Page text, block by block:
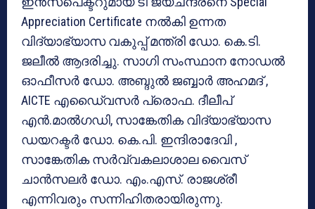
Appreciation Certificate നല്‍കി ഉന്നത
വിദ്യാഭ്യാസ വകുപ്പ് മന്ത്രി ഡോ. കെ.ടി.
ജലീല്‍ ആദരിച്ചു. സാഗി സംസ്ഥാന നോഡല്‍
ഓഫീസര്‍ ഡോ. അബ്ദുല്‍ ജബ്ബാര്‍ അഹമദ് ,
AICTE എഡൈ്വസര്‍ പ്രൊഫ. ദീലീപ്
എന്‍.മാല്‍ഗഡി, സാങ്കേതിക വിദ്യാഭ്യാസ
ഡയറക്ടര്‍ ഡോ. കെ.പി. ഇന്ദിരാദേവി ,
സാങ്കേതിക സര്‍വ്വകലാശാല വൈസ്
ചാന്‍സലര്‍ ഡോ. എം.എസ്. രാജശ്രീ
എന്നിവരും സന്നിഹിതരായിരുന്നു.